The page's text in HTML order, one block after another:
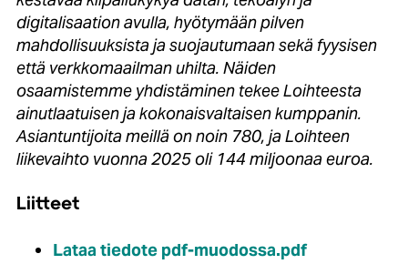
digitalisaation avulla, hyötymään pilven
mahdollisuuksista ja suojautumaan sekä fyysisen
että verkkomaailman uhilta. Näiden
osaamistemme yhdistäminen tekee Loihteesta
ainutlaatuisen ja kokonaisvaltaisen kumppanin.
Asiantuntijoita meillä on noin 780, ja Loihteen
liikevaihto vuonna 2025 oli 144 miljoonaa euroa.
Liitteet
Lataa tiedote pdf-muodossa.pdf